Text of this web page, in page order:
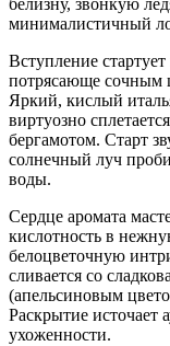
белизну, звонкую
минималистичный
Вступление
потрясающе сочным
Яркий, кислый
виртуозно
бергамотом. Старт
солнечный луч
воды.
Сердце аромата
кислотность в
белоцветочную
сливается со
(апельсиновым
Раскрытие источает
ухоженности.